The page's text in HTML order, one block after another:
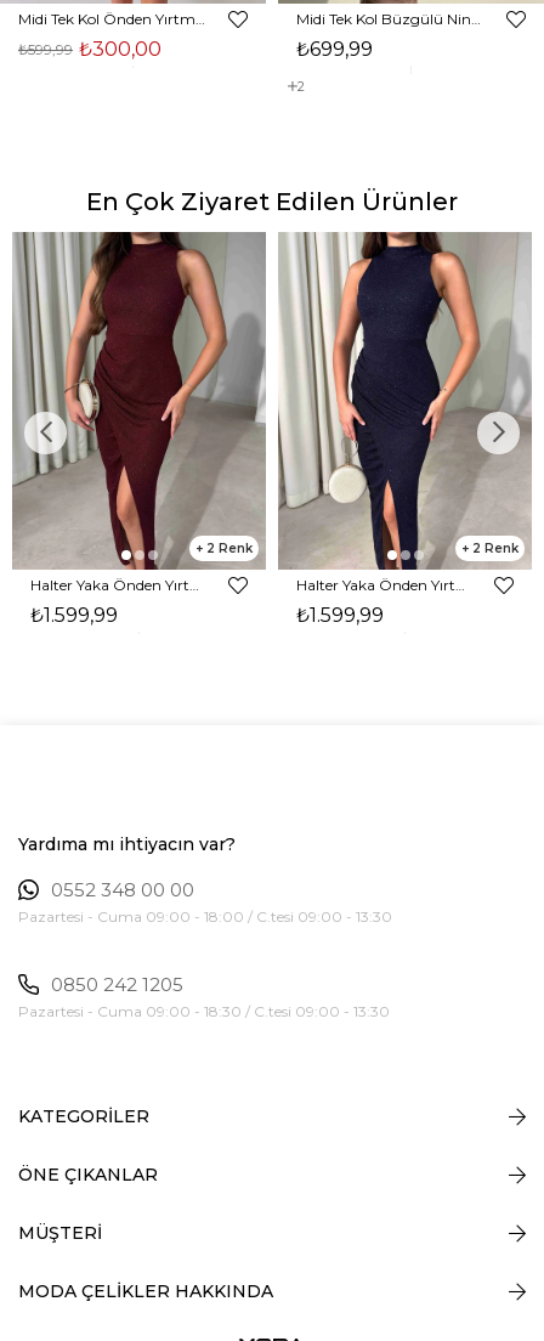
₺300,00
₺599,99 ₺699,99
2
En Çok Ziyaret Edilen Ürünler
2
₺1.599,99
2
₺1.599,99
Yardıma mı ihtiyacın var?
0552 348 00 00
Pazartesi - Cuma 09:00 - 18:00 / C.tesi 09:00 - 13:30
0850 242 1205
Pazartesi - Cuma 09:00 - 18:30 / C.tesi 09:00 - 13:30
KATEGORİLER
ÖNE ÇIKANLAR
MÜŞTERİ
MODA ÇELİKLER HAKKINDA